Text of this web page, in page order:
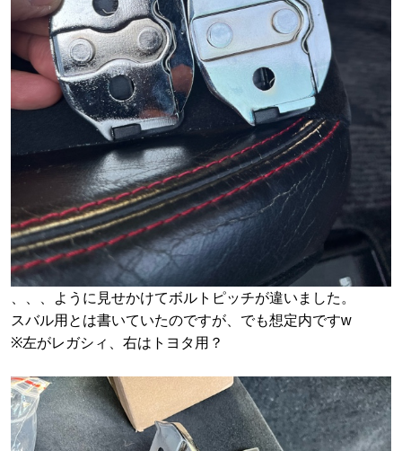
、、、ように見せかけてボルトピッチが違いました。
スバル用とは書いていたのですが、でも想定内ですw
※左がレガシィ、右はトヨタ用？